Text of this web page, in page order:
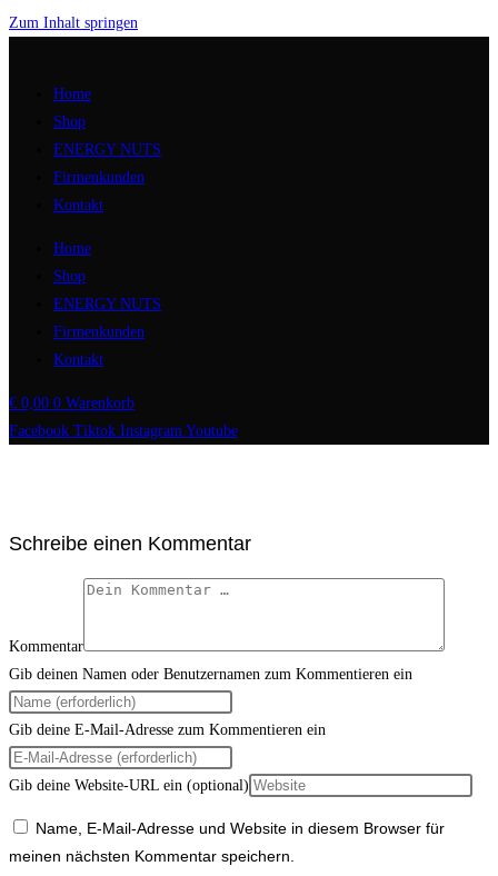
Zum Inhalt springen
Home
Shop
ENERGY NUTS
Firmenkunden
Kontakt
Home
Shop
ENERGY NUTS
Firmenkunden
Kontakt
€ 0,00 0 Warenkorb
Facebook Tiktok Instagram Youtube
Schreibe einen Kommentar
Kommentar
Gib deinen Namen oder Benutzernamen zum Kommentieren ein
Gib deine E-Mail-Adresse zum Kommentieren ein
Gib deine Website-URL ein (optional)
Name, E-Mail-Adresse und Website in diesem Browser für
meinen nächsten Kommentar speichern.